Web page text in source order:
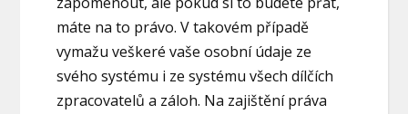
máte na to právo. V takovém případě
vymažu veškeré vaše osobní údaje ze
svého systému i ze systému všech dílčích
zpracovatelů a záloh. Na zajištění práva